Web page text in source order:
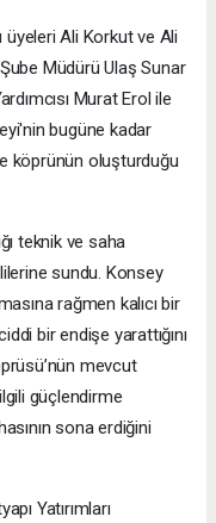
Ali Korkut ve Ali
Müdürü Ulaş Sunar
Murat Erol ile
bugüne kadar
köprünün oluşturduğu
teknik ve saha
sundu. Konsey
rağmen kalıcı bir
bir endişe yarattığını
mevcut
güçlendirme
sona erdiğini
Yatırımları